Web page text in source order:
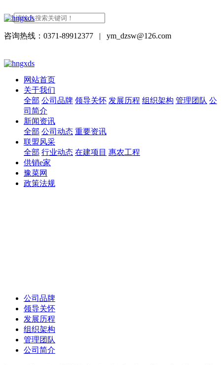
咨询热线：0371-89912377 | ym_dzsw@126.com
网站首页
关于我们
全部 公司品牌 领导关怀 发展历程 组织架构 管理团队 公
司简介
新闻资讯
全部 公司动态 重要资讯
联盟风采
全部 行业动态 在建项目 惠农工程
供销e家
豫菜网
政策法规
公司品牌
领导关怀
发展历程
组织架构
管理团队
公司简介